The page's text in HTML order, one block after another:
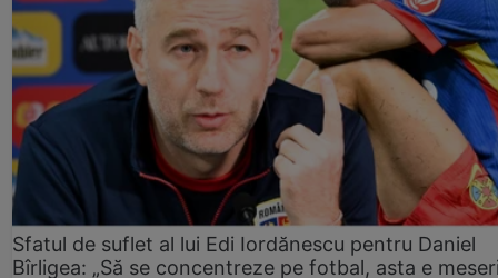
Sfatul de suflet al lui Edi Iordănescu pentru Daniel
Bîrligea: „Să se concentreze pe fotbal, asta e